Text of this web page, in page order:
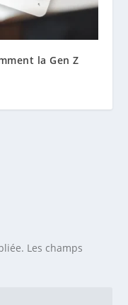
la Gen Z
Les champs